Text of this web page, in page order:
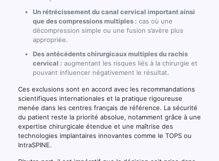
Un rétrécissement du canal cervical important ainsi
que des compressions multiples : cas où une
décompression simple ou une fusion s’avère plus
appropriée.
Des antécédents chirurgicaux multiples du rachis
cervical : augmentant les risques liés à la chirurgie et
pouvant influencer négativement le résultat.
Ces exclusions sont en accord avec les recommandations
scientifiques internationales et la pratique rigoureuse
menée dans les centres français de référence. La sécurité
du patient reste la priorité absolue, notamment grâce à une
expertise chirurgicale étendue et une maîtrise des
technologies implantaires innovantes comme le TOPS ou
IntraSPINE.